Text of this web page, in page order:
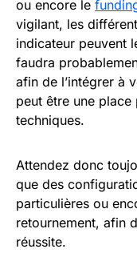
ou encore le
vigilant, les
indicateur peuvent
faudra
afin de l’intégrer à
peut être une
techniques.
Attendez donc
que des
particulières ou
retournement, afin
réussite.